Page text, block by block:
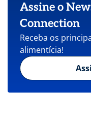
Assine o
Connection
Receba os
alimentícia!